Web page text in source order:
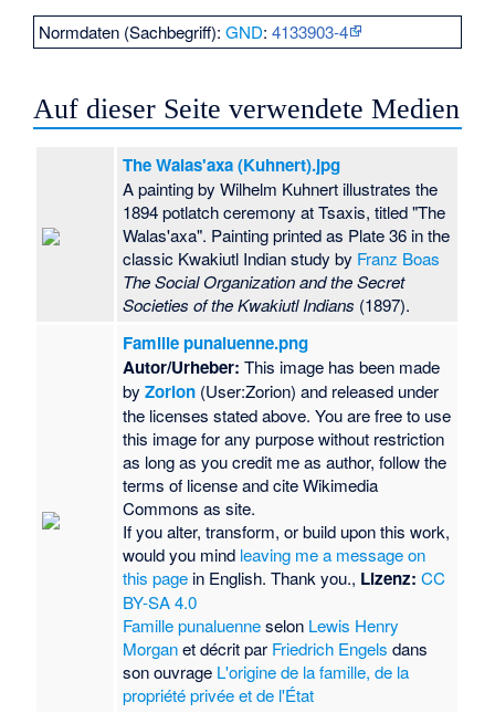
Normdaten (Sachbegriff):GND:4133903-4
Auf dieser Seite verwendete Medien
The Walas'axa (Kuhnert).jpg
A painting by Wilhelm Kuhnert illustrates the
1894 potlatch ceremony at Tsaxis, titled "The
Walas'axa". Painting printed as Plate 36 in the
classic Kwakiutl Indian study by Franz Boas
The Social Organization and the Secret
Societies of the Kwakiutl Indians (1897).
Famille punaluenne.png
Autor/Urheber: This image has been made
byZorion (User:Zorion) and released under
the licenses stated above. You are free to use
this image for any purpose without restriction
as long as you credit me as author, follow the
terms of license and cite Wikimedia
Commons as site.
If you alter, transform, or build upon this work,
would you mind leaving me a message on
this page in English. Thank you., Lizenz: CC
BY-SA 4.0
Famille punaluenneselon Lewis Henry
Morganet décrit par Friedrich Engels dans
son ouvrage L'origine de la famille, de la
propriété privée et de l'État